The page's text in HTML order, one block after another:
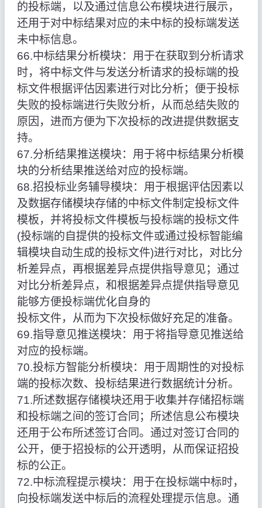
的投标端，以及通过信息公布模块进行展示，
还用于对中标结果对应的未中标的投标端发送
未中标信息。
66.中标结果分析模块：用于在获取到分析请求
时，将中标文件与发送分析请求的投标端的投
标文件根据评估因素进行对比分析；便于投标
失败的投标端进行失败分析，从而总结失败的
原因，进而方便为下次投标的改进提供数据支
持。
67.分析结果推送模块：用于将中标结果分析模
块的分析结果推送给对应的投标端。
68.招投标业务辅导模块：用于根据评估因素以
及数据存储模块存储的中标文件制定投标文件
模板，并将投标文件模板与投标端的投标文件
(投标端的自提供的投标文件或通过投标智能编
辑模块自动生成的投标文件)进行对比，对比分
析差异点，再根据差异点提供指导意见；通过
对比分析差异点，和根据差异点提供指导意见
能够方便投标端优化自身的
投标文件，从而为下次投标做好充足的准备。
69.指导意见推送模块：用于将指导意见推送给
对应的投标端。
70.投标方智能分析模块：用于周期性的对投标
端的投标次数、投标结果进行数据统计分析。
71.所述数据存储模块还用于收集并存储招标端
和投标端之间的签订合同；所述信息公布模块
还用于公布所述签订合同。通过对签订合同的
公开，便于招投标的公开透明，从而保证招投
标的公正。
72.中标流程提示模块：用于在投标端中标时，
向投标端发送中标后的流程处理提示信息。通